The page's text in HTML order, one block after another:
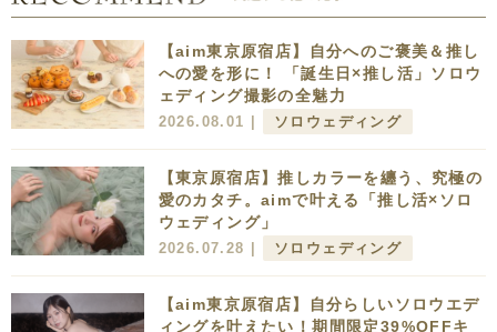
【aim東京原宿店】自分へのご褒美＆推し
への愛を形に！ 「誕生日×推し活」ソロウ
ェディング撮影の全魅力
2026.08.01 | ソロウェディング
【東京原宿店】推しカラーを纏う、究極の
愛のカタチ。aimで叶える「推し活×ソロ
ウェディング」
2026.07.28 | ソロウェディング
【aim東京原宿店】自分らしいソロウエデ
ィングを叶えたい！期間限定39%OFFキ